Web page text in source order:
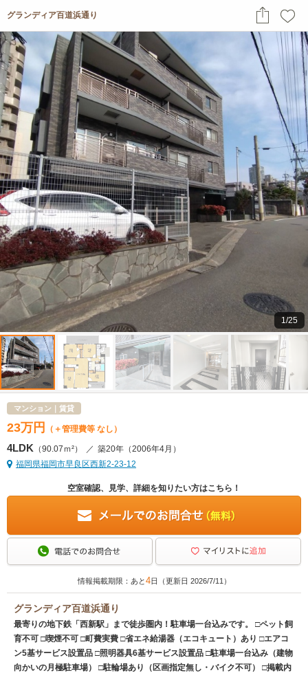
1/25
グランディア百道浜通り
マンション｜賃貸
23万 円 （＋管理費等 なし）
4LDK （90.07ｍ²） ／ 築20年 （2006年4月）
福岡県福岡市早良区西新2-23-12
空室確認、見学、詳細を知りたい方はこちら！
情報掲載期限：あと4日（更新日 2026/7/11）
グランディア百道浜通り
最寄りの地下鉄「西新駅」まで徒歩圏内！駐車場一台込みです。 □ペット飼
育不可 □喫煙不可 □町費実費 □省エネ給湯器（エコキュート）あり □エアコ
ン5基サービス設置品 □照明器具6基サービス設置品 □駐車場一台込み（建物
向かいの月極駐車場） □駐輪場あり（区画指定無し・バイク不可） □掲載内